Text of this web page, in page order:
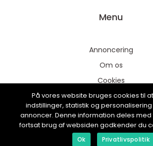
Menu
Annoncering
Om os
Cookies
Kontakt os
Sitemap
På vores website bruges cookies til
indstillinger, statistik og
annoncer. Denne information deles
fortsat brug af websiden godkender du
Ok Privatlivspolitik